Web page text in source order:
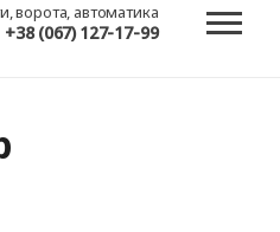
ворота, автоматика
+38 (067) 127-17-99